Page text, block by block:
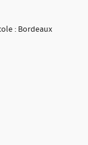
: Bordeaux